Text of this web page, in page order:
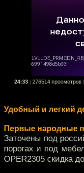
24:33 276514 просмотров
Удобный и легкий
Первые народные
Заточены под
порогах и под
OPER2305 скидка